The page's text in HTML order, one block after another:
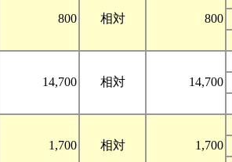
800 相対 800
14,700 相対 14,700
1,700 相対 1,700